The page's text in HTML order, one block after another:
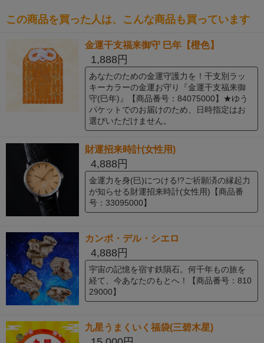
この商品を買った人は、こんな商品も買っています
金運干支福来御守 巳年【橙色】
1,888円
あなたのための金運守護力を！干支別ラッ
キーカラーの金運お守り『金運干支福来御
守(巳年)』【商品番号：84075000】★ゆう
パケットでのお届けのため、日時指定はお
選びいただけません。
財運招来時計(女性用)
4,888円
金運力を身(巳)につける!?ご祈願済の縁起力
が知らせる財運招来時計(女性用)【商品番
号：33095000】
カンポ・デル・シエロ
4,888円
宇宙の記憶を宿す鉄隕石。何千年もの旅を
経て、今あなたのもとへ！【商品番号：810
29000】
九星うまくいく福袋(三碧木星)